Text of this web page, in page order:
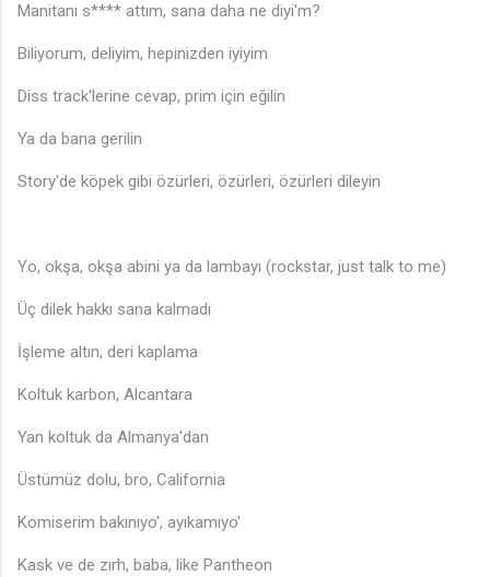
Manitanı s**** attım, sana daha ne diyi'm?
Biliyorum, deliyim, hepinizden iyiyim
Diss track'lerine cevap, prim için eğilin
Ya da bana gerilin
Story'de köpek gibi özürleri, özürleri, özürleri dileyin
Yo, okşa, okşa abini ya da lambayı (rockstar, just talk to me)
Üç dilek hakkı sana kalmadı
İşleme altın, deri kaplama
Koltuk karbon, Alcantara
Yan koltuk da Almanya'dan
Üstümüz dolu, bro, California
Komiserim bakınıyo', ayıkamıyo'
Kask ve de zırh, baba, like Pantheon